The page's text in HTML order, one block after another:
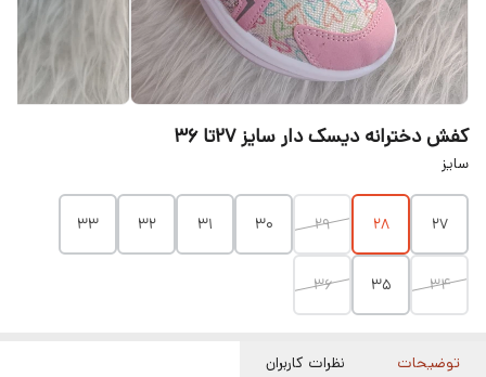
کفش دخترانه دیسک دار سایز ۲۷تا ۳۶
سایز
۲۷ ۲۸ ۲۹ ۳۰ ۳۱ ۳۲ ۳۳
۳۴ ۳۵ ۳۶
توضیحات نظرات کاربران